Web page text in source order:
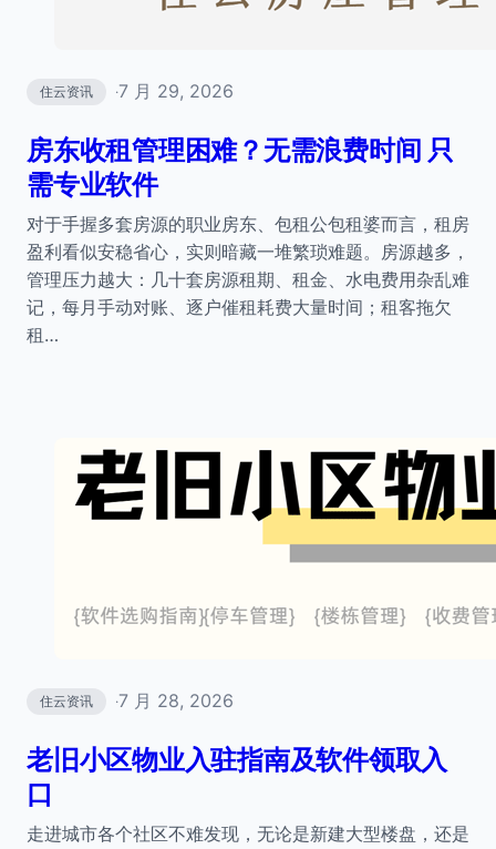
住云资讯 ·7 月 29, 2026
房东收租管理困难？无需浪费时间 只
需专业软件
对于手握多套房源的职业房东、包租公包租婆而言，租房
盈利看似安稳省心，实则暗藏一堆繁琐难题。房源越多，
管理压力越大：几十套房源租期、租金、水电费用杂乱难
记，每月手动对账、逐户催租耗费大量时间；租客拖欠
租…
住云资讯 ·7 月 28, 2026
老旧小区物业入驻指南及软件领取入
口
走进城市各个社区不难发现，无论是新建大型楼盘，还是